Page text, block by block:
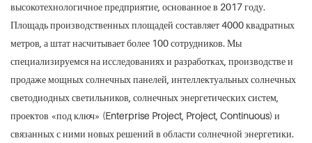
высокотехнологичное предприятие, основанное в 2017 году.
Площадь производственных площадей составляет 4000 квадратных
метров, а штат насчитывает более 100 сотрудников. Мы
специализируемся на исследованиях и разработках, производстве и
продаже мощных солнечных панелей, интеллектуальных солнечных
светодиодных светильников, солнечных энергетических систем,
проектов «под ключ» (Enterprise Project, Project, Continuous) и
связанных с ними новых решений в области солнечной энергетики.